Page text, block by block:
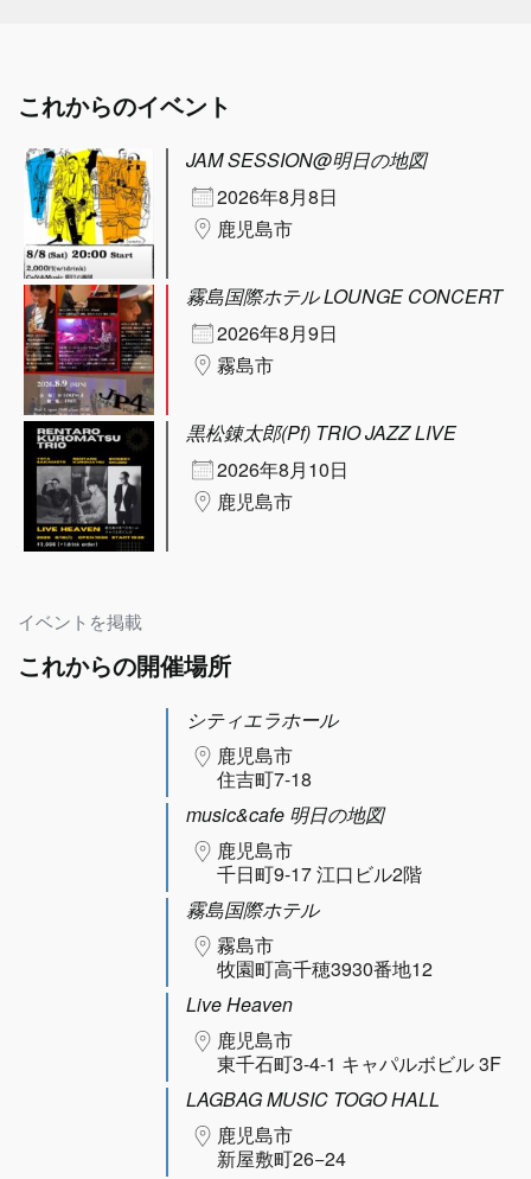
これからのイベント
JAM SESSION@明日の地図
2026年8月8日
鹿児島市
霧島国際ホテル LOUNGE CONCERT
2026年8月9日
霧島市
黒松錬太郎(Pf) TRIO JAZZ LIVE
2026年8月10日
鹿児島市
イベントを掲載
これからの開催場所
シティエラホール
鹿児島市
住吉町7-18
music&cafe 明日の地図
鹿児島市
千日町9-17 江口ビル2階
霧島国際ホテル
霧島市
牧園町高千穂3930番地12
Live Heaven
鹿児島市
東千石町3-4-1 キャパルボビル 3F
LAGBAG MUSIC TOGO HALL
鹿児島市
新屋敷町26−24